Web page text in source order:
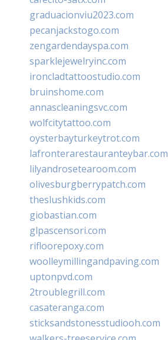
graduacionviu2023.com
pecanjackstogo.com
zengardendayspa.com
sparklejewelryinc.com
ironcladtattoostudio.com
bruinshome.com
annascleaningsvc.com
wolfcitytattoo.com
oysterbayturkeytrot.com
lafronterarestauranteybar.com
lilyandrosetearoom.com
olivesburgberrypatch.com
theslushkids.com
giobastian.com
glpascensori.com
rifloorepoxy.com
woolleymillingandpaving.com
uptonpvd.com
2troublegrill.com
casateranga.com
sticksandstonesstudiooh.com